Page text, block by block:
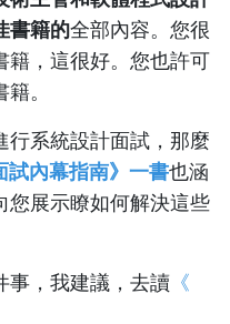
書籍的全部內容。您很
籍，這很好。您也許可
。
行系統設計面試，那麼
試內幕指南》一書也涵
您展示瞭如何解決這些
事，我建議，去讀 《